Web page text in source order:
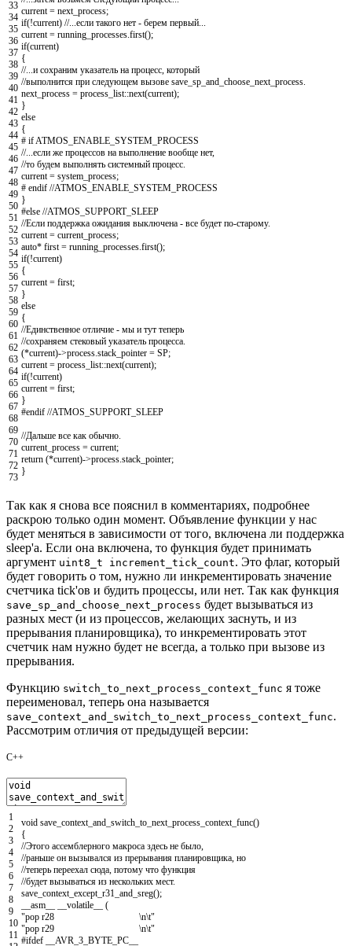
33
34
35
36
37
38
39
40
41
42
43
44
45
46
47
48
49
50
51
52
53
54
55
56
57
58
59
60
61
62
63
64
65
66
67
68
69
70
71
72
73
current = next_process;
if(!current) //...если такого нет - берем первый...
current = running_processes.first();
if(current)
{
//...и сохраним указатель на процесс, который
//выполнится при следующем вызове save_sp_and_choose_next_process.
next_process = process_list::next(current);
}
else
{
# if ATMOS_ENABLE_SYSTEM_PROCESS
//...если же процессов на выполнение вообще нет,
//то будем выполнять системный процесс.
current = system_process;
# endif //ATMOS_ENABLE_SYSTEM_PROCESS
}
#else //ATMOS_SUPPORT_SLEEP
//Если поддержка ожидания выключена - все будет по-старому.
current = current_process;
auto* first = running_processes.first();
if(!current)
{
current = first;
}
else
{
//Единственное отличие - мы и тут теперь
//сохраняем стековый указатель процесса.
(*current)->process.stack_pointer = SP;
current = process_list::next(current);
if(!current)
current = first;
}
#endif //ATMOS_SUPPORT_SLEEP
//Дальше все как обычно.
current_process = current;
return (*current)->process.stack_pointer;
}
Так как я снова все пояснил в комментариях, подробнее
раскрою только один момент. Объявление функции у нас
будет меняться в зависимости от того, включена ли поддержка
sleep'а. Если она включена, то функция будет принимать
аргумент uint8_t increment_tick_count. Это флаг, который
будет говорить о том, нужно ли инкрементировать значение
счетчика tick'ов и будить процессы, или нет. Так как функция
save_sp_and_choose_next_process будет вызываться из
разных мест (и из процессов, желающих заснуть, и из
прерывания планировщика), то инкрементировать этот
счетчик нам нужно будет не всегда, а только при вызове из
прерывания.
Функцию switch_to_next_process_context_func я тоже
переименовал, теперь она называется
save_context_and_switch_to_next_process_context_func.
Рассмотрим отличия от предыдущей версии:
C++
1
2
3
4
5
6
7
8
9
10
11
void save_context_and_switch_to_next_process_context_func()
{
//Этого ассемблерного макроса здесь не было,
//раньше он вызывался из прерывания планировщика, но
//теперь переехал сюда, потому что функция
//будет вызываться из нескольких мест.
save_context_except_r31_and_sreg();
__asm__
__volatile__
(
"pop r28 \n\t"
"pop r29 \n\t"
#ifdef __AVR_3_BYTE_PC__